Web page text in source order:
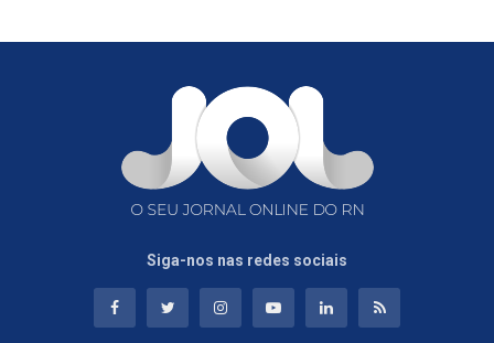
Siga-nos nas redes sociais